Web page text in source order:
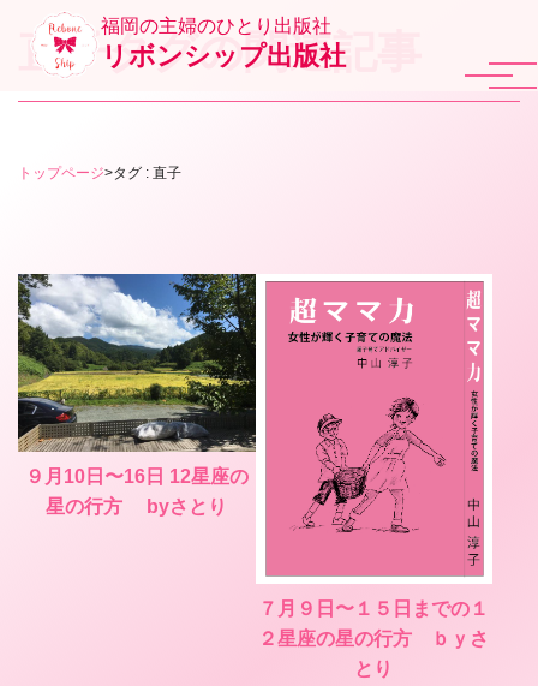
福岡の主婦のひとり出版社
リボンシップ出版社
直子タグの関連記事
トップページ>タグ : 直子
９月10日〜16日 12星座の
星の行方 byさとり
７月９日〜１５日までの１
２星座の星の行方 ｂｙさ
とり